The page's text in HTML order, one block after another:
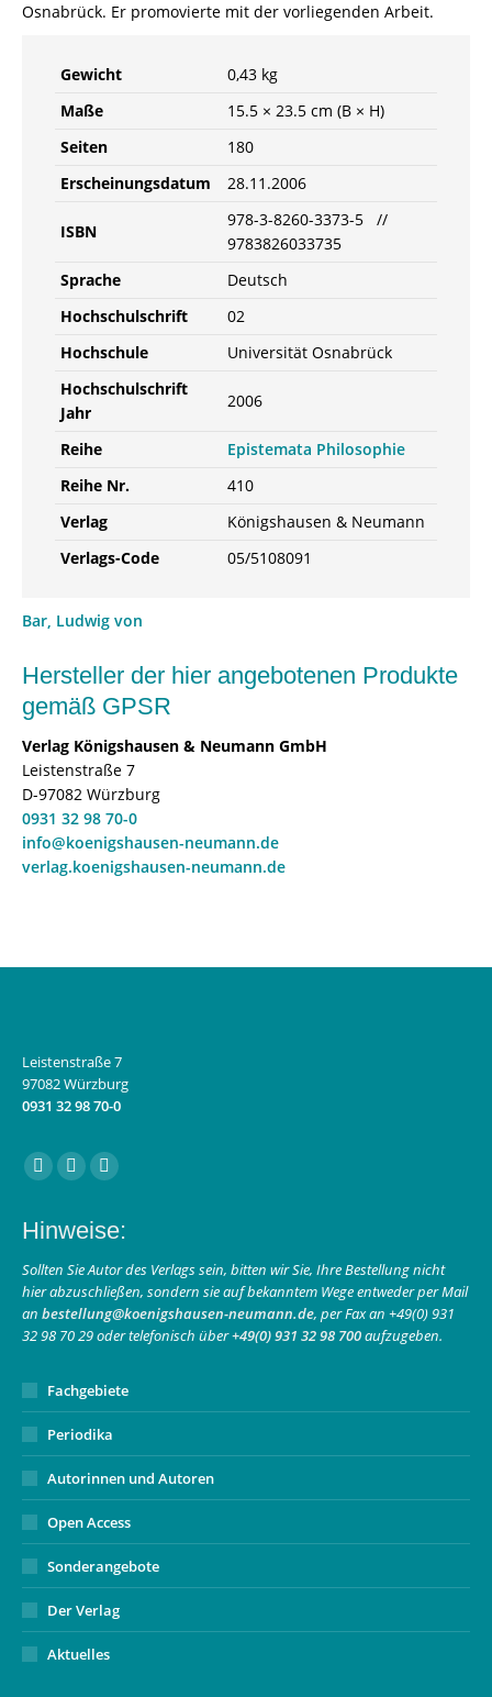
Osnabrück. Er promovierte mit der vorliegenden Arbeit.
Gewicht
0,43 kg
Maße
15.5 × 23.5 cm (B × H)
Seiten
180
Erscheinungsdatum
28.11.2006
ISBN
978-3-8260-3373-5 //
9783826033735
Sprache
Deutsch
Hochschulschrift
02
Hochschule
Universität Osnabrück
Hochschulschrift
Jahr
2006
Reihe
Epistemata Philosophie
Reihe Nr.
410
Verlag
Königshausen & Neumann
Verlags-Code
05/5108091
Bar, Ludwig von
Hersteller der hier angebotenen Produkte
gemäß GPSR
Verlag Königshausen & Neumann GmbH
Leistenstraße 7
D-97082 Würzburg
0931 32 98 70-0
info@koenigshausen-neumann.de
verlag.koenigshausen-neumann.de
Leistenstraße 7
97082 Würzburg
0931 32 98 70-0
Finden Sie uns auf:
Facebook
opens
in
new
window
Instagram
opens
in
new
window
E-
page
opens
in
new
window
Hinweise:
Sollten Sie Autor des Verlags sein, bitten wir Sie, Ihre Bestellung nicht
hier abzuschließen, sondern sie auf bekanntem Wege entweder per Mail
an bestellung@koenigshausen-neumann.de, per Fax an +49(0) 931
32 98 70 29 oder telefonisch über+49(0) 931 32 98 700aufzugeben.
Fachgebiete
Periodika
Autorinnen und Autoren
Open Access
Sonderangebote
Der Verlag
Aktuelles